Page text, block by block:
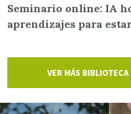
Seminario online: IA
aprendizajes para
VER MÁS